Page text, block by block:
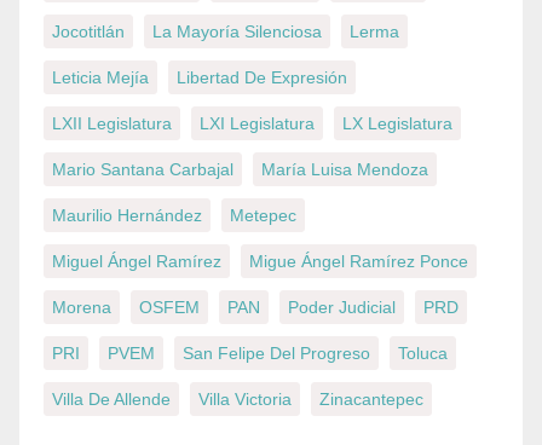
Jocotitlán La Mayoría Silenciosa Lerma
Leticia Mejía Libertad De Expresión
LXII Legislatura LXI Legislatura LX Legislatura
Mario Santana Carbajal María Luisa Mendoza
Maurilio Hernández Metepec
Miguel Ángel Ramírez Migue Ángel Ramírez Ponce
Morena OSFEM PAN Poder Judicial PRD
PRI PVEM San Felipe Del Progreso Toluca
Villa De Allende Villa Victoria Zinacantepec